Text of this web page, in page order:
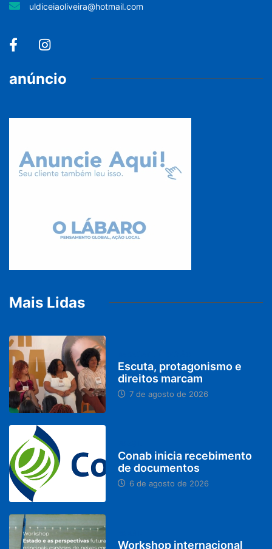
uldiceiaoliveira@hotmail.com
anúncio
Mais Lidas
Escuta, protagonismo e
direitos marcam
7 de agosto de 2026
Conab inicia recebimento
de documentos
6 de agosto de 2026
Workshop internacional